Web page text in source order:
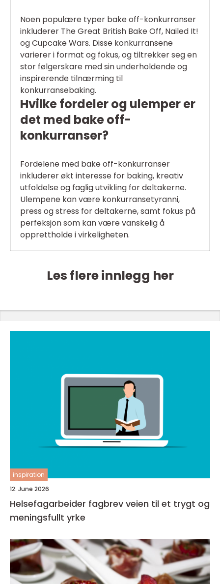
Noen populære typer bake off-konkurranser
inkluderer The Great British Bake Off, Nailed It!
og Cupcake Wars. Disse konkurransene
varierer i format og fokus, og tiltrekker seg en
stor følgerskare med sin underholdende og
inspirerende tilnærming til
konkurransebaking.
Hvilke fordeler og ulemper er
det med bake off-
konkurranser?
Fordelene med bake off-konkurranser
inkluderer økt interesse for baking, kreativ
utfoldelse og faglig utvikling for deltakerne.
Ulempene kan være konkurransetyranni,
press og stress for deltakerne, samt fokus på
perfeksjon som kan være vanskelig å
opprettholde i virkeligheten.
Les flere innlegg her
inspiration
12. June 2026
Helsefagarbeider fagbrev veien til et trygt og
meningsfullt yrke